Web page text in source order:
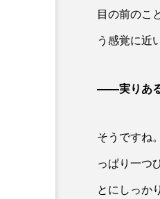
目の前のこ
う感覚に近
――実りあ
そうですね
っぱり一つ
とにしっか